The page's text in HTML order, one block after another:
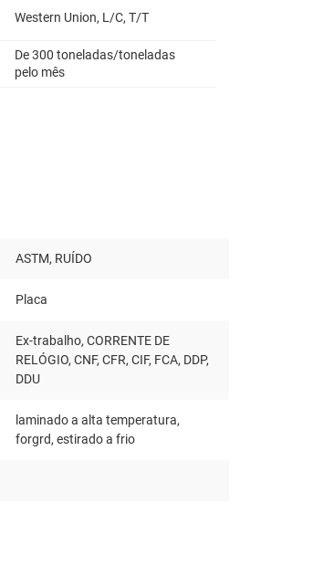
Western Union, L/C, T/T
De 300 toneladas/toneladas
pelo mês
ASTM, RUÍDO
Placa
Ex-trabalho, CORRENTE DE
RELÓGIO, CNF, CFR, CIF, FCA, DDP,
DDU
laminado a alta temperatura,
forgrd, estirado a frio